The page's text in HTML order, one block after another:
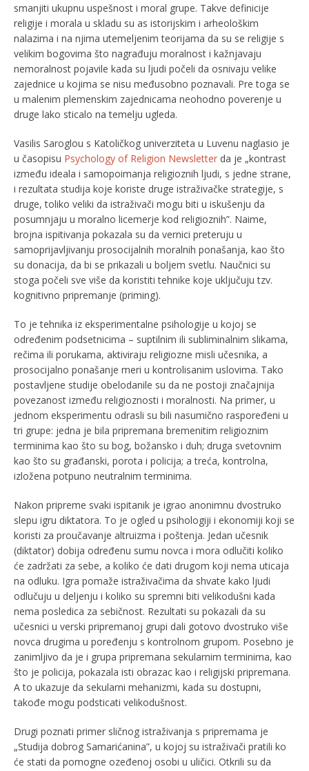
smanjiti ukupnu uspešnost i moral grupe. Takve definicije
religije i morala u skladu su as istorijskim i arheološkim
nalazima i na njima utemeljenim teorijama da su se religije s
velikim bogovima što nagrađuju moralnost i kažnjavaju
nemoralnost pojavile kada su ljudi počeli da osnivaju velike
zajednice u kojima se nisu međusobno poznavali. Pre toga se
u malenim plemenskim zajednicama neohodno poverenje u
druge lako sticalo na temelju ugleda.
Vasilis Saroglou s Katoličkog univerziteta u Luvenu naglasio je
u časopisu Psychology of Religion Newsletter da je „kontrast
između ideala i samopoimanja religioznih ljudi, s jedne strane,
i rezultata studija koje koriste druge istraživačke strategije, s
druge, toliko veliki da istraživači mogu biti u iskušenju da
posumnjaju u moralno licemerje kod religioznih”. Naime,
brojna ispitivanja pokazala su da vernici preteruju u
samoprijavljivanju prosocijalnih moralnih ponašanja, kao što
su donacija, da bi se prikazali u boljem svetlu. Naučnici su
stoga počeli sve više da koristiti tehnike koje uključuju tzv.
kognitivno pripremanje (priming).
To je tehnika iz eksperimentalne psihologije u kojoj se
određenim podsetnicima – suptilnim ili subliminalnim slikama,
rečima ili porukama, aktiviraju religiozne misli učesnika, a
prosocijalno ponašanje meri u kontrolisanim uslovima. Tako
postavljene studije obelodanile su da ne postoji značajnija
povezanost između religioznosti i moralnosti. Na primer, u
jednom eksperimentu odrasli su bili nasumično raspoređeni u
tri grupe: jedna je bila pripremana bremenitim religioznim
terminima kao što su bog, božansko i duh; druga svetovnim
kao što su građanski, porota i policija; a treća, kontrolna,
izložena potpuno neutralnim terminima.
Nakon pripreme svaki ispitanik je igrao anonimnu dvostruko
slepu igru diktatora. To je ogled u psihologiji i ekonomiji koji se
koristi za proučavanje altruizma i poštenja. Jedan učesnik
(diktator) dobija određenu sumu novca i mora odlučiti koliko
će zadržati za sebe, a koliko će dati drugom koji nema uticaja
na odluku. Igra pomaže istraživačima da shvate kako ljudi
odlučuju u deljenju i koliko su spremni biti velikodušni kada
nema posledica za sebičnost. Rezultati su pokazali da su
učesnici u verski pripremanoj grupi dali gotovo dvostruko više
novca drugima u poređenju s kontrolnom grupom. Posebno je
zanimljivo da je i grupa pripremana sekularnim terminima, kao
što je policija, pokazala isti obrazac kao i religijski pripremana.
A to ukazuje da sekularni mehanizmi, kada su dostupni,
takođe mogu podsticati velikodušnost.
Drugi poznati primer sličnog istraživanja s pripremama je
„Studija dobrog Samarićanina”, u kojoj su istraživači pratili ko
će stati da pomogne ozeđenoj osobi u uličici. Otkrili su da